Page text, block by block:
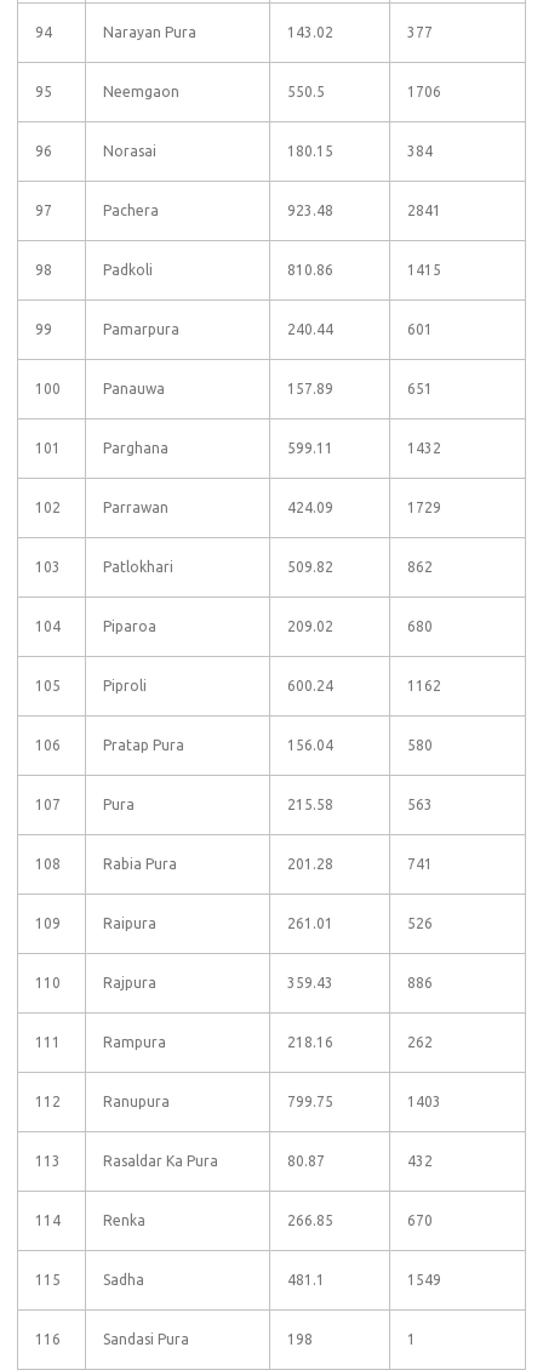
94 Narayan Pura 143.02 377
95 Neemgaon 550.5 1706
96 Norasai 180.15 384
97 Pachera 923.48 2841
98 Padkoli 810.86 1415
99 Pamarpura 240.44 601
100 Panauwa 157.89 651
101 Parghana 599.11 1432
102 Parrawan 424.09 1729
103 Patlokhari 509.82 862
104 Piparoa 209.02 680
105 Piproli 600.24 1162
106 Pratap Pura 156.04 580
107 Pura 215.58 563
108 Rabia Pura 201.28 741
109 Raipura 261.01 526
110 Rajpura 359.43 886
111 Rampura 218.16 262
112 Ranupura 799.75 1403
113 Rasaldar Ka Pura 80.87 432
114 Renka 266.85 670
115 Sadha 481.1 1549
116 Sandasi Pura 198 1